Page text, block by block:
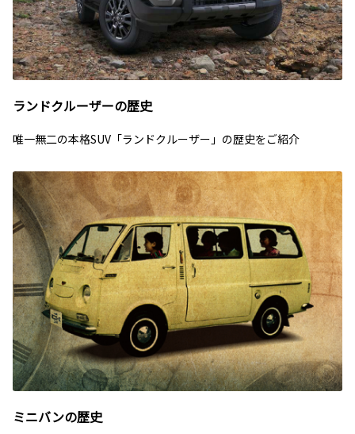
ランドクルーザーの歴史
唯一無二の本格SUV「ランドクルーザー」の歴史をご紹介
ミニバンの歴史